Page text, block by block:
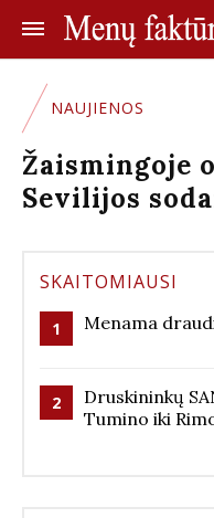
NAUJIENOS
Žaismingoje
Sevilijos
SKAITOMIAUSI
1 Menama
2
Druskininkų
Tumino iki